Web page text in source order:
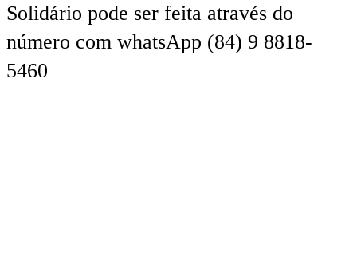
Solidário pode ser feita através do
número com whatsApp (84) 9 8818-
5460